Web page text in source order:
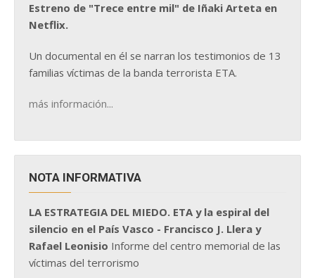
Estreno de "Trece entre mil" de Iñaki Arteta en
Netflix.
Un documental en él se narran los testimonios de 13
familias víctimas de la banda terrorista ETA.
más información...
NOTA INFORMATIVA
LA ESTRATEGIA DEL MIEDO. ETA y la espiral del
silencio en el País Vasco - Francisco J. Llera y
Rafael Leonisio Informe del centro memorial de las
víctimas del terrorismo